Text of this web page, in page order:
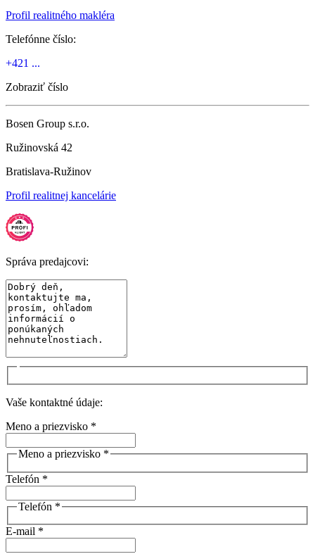
Profil realitného makléra
Telefónne číslo:
+421 ...
Zobraziť číslo
Bosen Group s.r.o.
Ružinovská 42
Bratislava-Ružinov
Profil realitnej kancelárie
Správa predajcovi:
Vaše kontaktné údaje:
Meno a priezvisko *
Meno a priezvisko *
Telefón *
Telefón *
E-mail *